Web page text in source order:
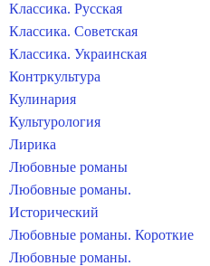
Классика. Русская
Классика. Советская
Классика. Украинская
Контркультура
Кулинария
Культурология
Лирика
Любовные романы
Любовные романы.
Исторический
Любовные романы. Короткие
Любовные романы.